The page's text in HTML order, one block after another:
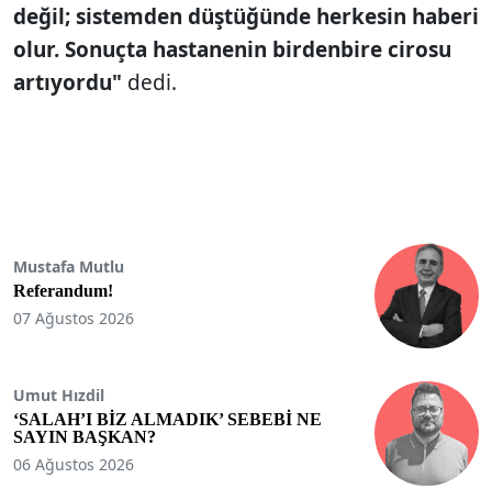
değil; sistemden düştüğünde herkesin haberi
olur. Sonuçta hastanenin birdenbire cirosu
artıyordu" dedi.
Mustafa Mutlu
Referandum!
07 Ağustos 2026
Umut Hızdil
‘SALAH’I BİZ ALMADIK’ SEBEBİ NE
SAYIN BAŞKAN?
06 Ağustos 2026